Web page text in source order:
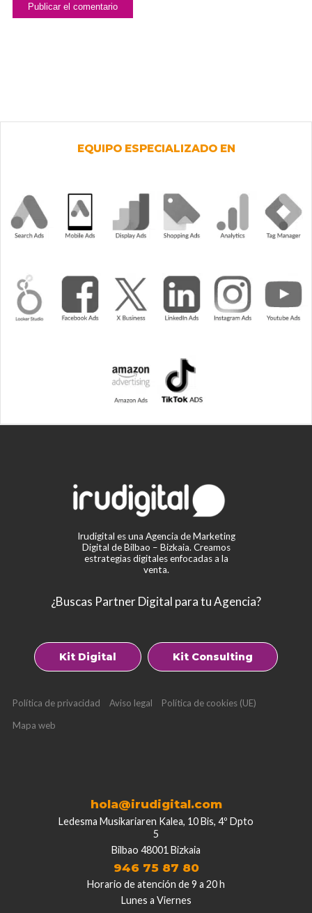
EQUIPO ESPECIALIZADO EN
Irudigital es una Agencia de Marketing
Digital de Bilbao – Bizkaia. Creamos
estrategias digitales enfocadas a la
venta.
¿Buscas Partner Digital para tu Agencia?
Kit Digital Kit Consulting
Política de privacidad Aviso legal
Política de cookies (UE)
Mapa web
hola@irudigital.com
Ledesma Musikariaren Kalea, 10 Bis, 4º Dpto
5
Bilbao 48001 Bizkaia
946 75 87 80
Horario de atención de 9 a 20 h
Lunes a Viernes